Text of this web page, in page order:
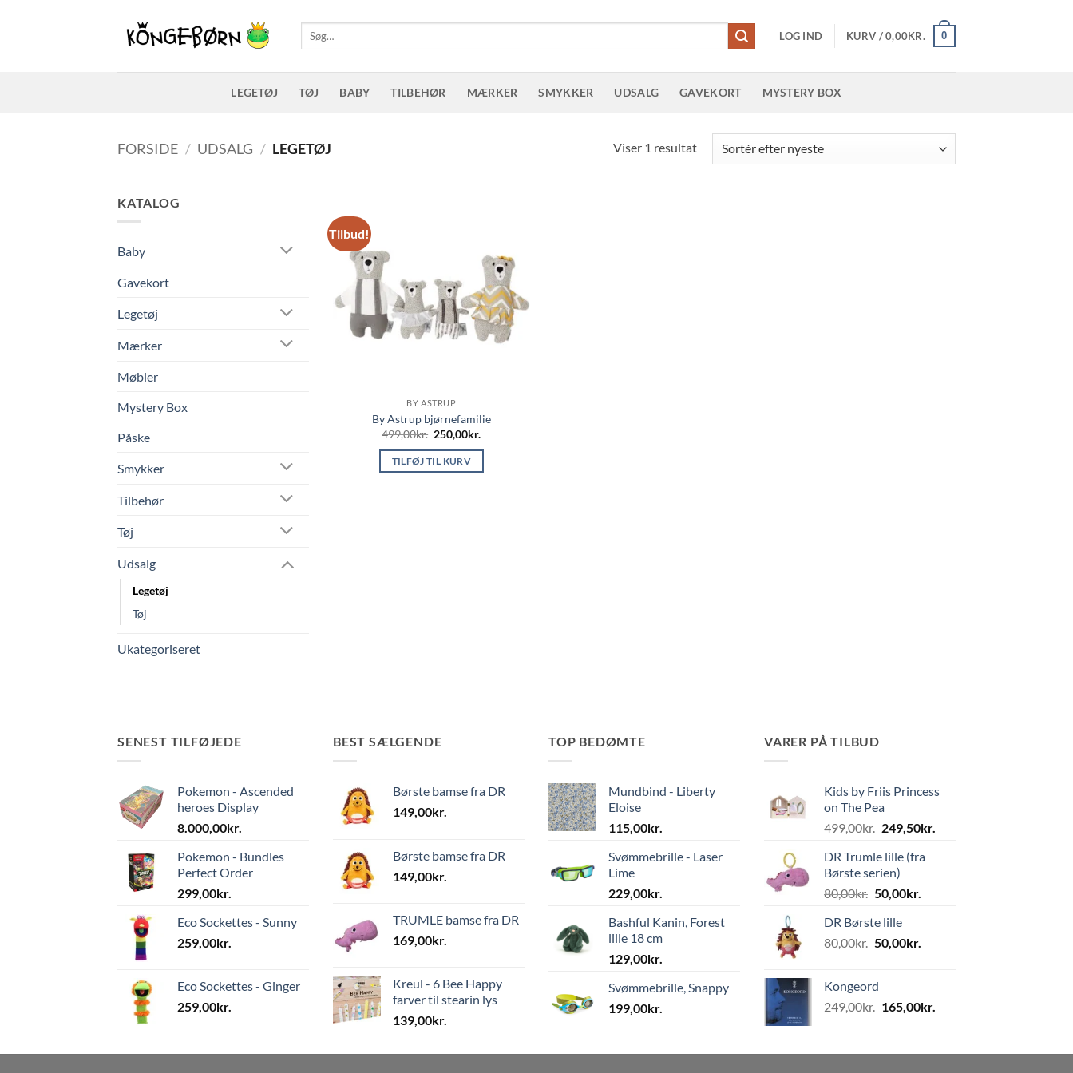
Søg
efter:
LOG IND KURV /0,00KR. 0
LEGETØJ TØJ BABY TILBEHØR MÆRKER SMYKKER UDSALG GAVEKORT MYSTERY BOX
FORSIDE / UDSALG / LEGETØJ Viser 1 resultat
KATALOG
Baby
Gavekort
Legetøj
Mærker
Møbler
Mystery Box
Påske
Smykker
Tilbehør
Tøj
Udsalg
Legetøj
Tøj
Ukategoriseret
Tilbud!
BY ASTRUP
By Astrup bjørnefamilie
499,00kr. Den
oprindelige
pris
var:
250,00kr.
pris
TILFØJ TIL KURV
SENEST TILFØJEDE
Pokemon - Ascended
heroes Display
8.000,00kr.
Pokemon - Bundles
Perfect Order
299,00kr.
Eco Sockettes - Sunny
259,00kr.
Eco Sockettes - Ginger
259,00kr.
BEST SÆLGENDE
Børste bamse fra DR
149,00kr.
Børste bamse fra DR
149,00kr.
TRUMLE bamse fra DR
169,00kr.
Kreul - 6 Bee Happy
farver til stearin lys
139,00kr.
TOP BEDØMTE
Mundbind - Liberty
Eloise
115,00kr.
Svømmebrille - Laser
Lime
229,00kr.
Bashful Kanin, Forest
lille 18 cm
129,00kr.
Svømmebrille, Snappy
199,00kr.
VARER PÅ TILBUD
Kids by Friis Princess
on The Pea
499,00kr. Den
pris
var:
499,00kr..
249,50kr.
DR Trumle lille (fra
Børste serien)
80,00kr. Den
pris
var:
50,00kr.
DR Børste lille
80,00kr. Den
var:
80,00kr..
50,00kr.
50,00kr..
Kongeord
249,00kr. Den
var:
165,00kr.
er: